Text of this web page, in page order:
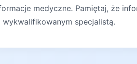
medyczne. Pamiętaj, że
specjalistą.